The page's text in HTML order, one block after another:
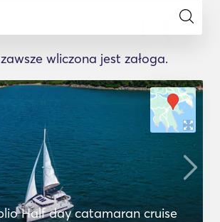
wliczona jest załoga.
Half day catamaran cruise